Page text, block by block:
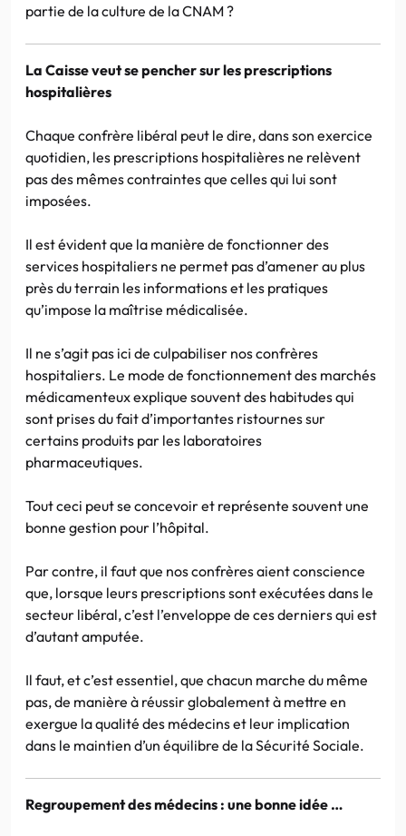
partie de la culture de la CNAM ?
La Caisse veut se pencher sur les prescriptions
hospitalières
Chaque confrère libéral peut le dire, dans son exercice
quotidien, les prescriptions hospitalières ne relèvent
pas des mêmes contraintes que celles qui lui sont
imposées.
Il est évident que la manière de fonctionner des
services hospitaliers ne permet pas d’amener au plus
près du terrain les informations et les pratiques
qu’impose la maîtrise médicalisée.
Il ne s’agit pas ici de culpabiliser nos confrères
hospitaliers. Le mode de fonctionnement des marchés
médicamenteux explique souvent des habitudes qui
sont prises du fait d’importantes ristournes sur
certains produits par les laboratoires
pharmaceutiques.
Tout ceci peut se concevoir et représente souvent une
bonne gestion pour l’hôpital.
Par contre, il faut que nos confrères aient conscience
que, lorsque leurs prescriptions sont exécutées dans le
secteur libéral, c’est l’enveloppe de ces derniers qui est
d’autant amputée.
Il faut, et c’est essentiel, que chacun marche du même
pas, de manière à réussir globalement à mettre en
exergue la qualité des médecins et leur implication
dans le maintien d’un équilibre de la Sécurité Sociale.
Regroupement des médecins : une bonne idée …